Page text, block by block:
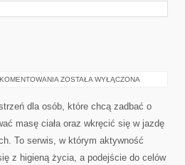
FAKTY
FITNESSIE
ZOSTAŁA WYŁĄCZONA
dla osób, które chcą zadbać o
masę ciała oraz wkręcić się w jazdę
To serwis, w którym aktywność
z higieną życia, a podejście do celów